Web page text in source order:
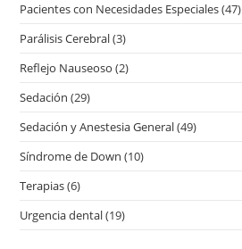
Pacientes con Necesidades Especiales(47)
Parálisis Cerebral(3)
Reflejo Nauseoso (2)
Sedación (29)
Sedación y Anestesia General(49)
Síndrome de Down (10)
Terapias(6)
Urgencia dental(19)